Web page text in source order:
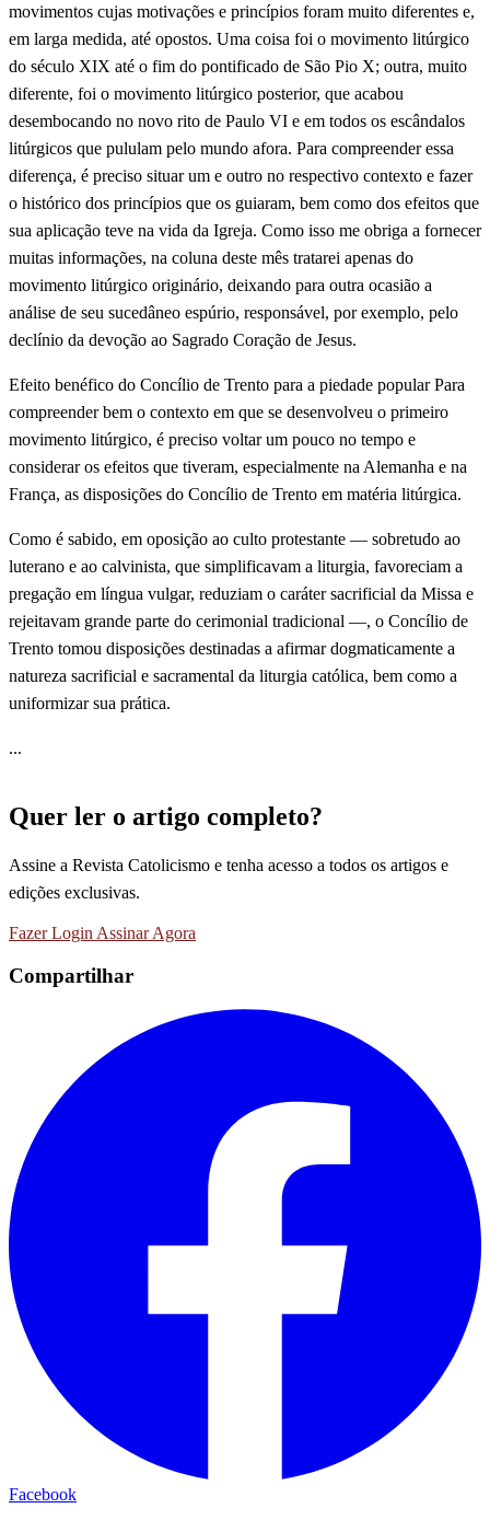
movimentos cujas motivações e princípios foram muito diferentes e,
em larga medida, até opostos. Uma coisa foi o movimento litúrgico
do século XIX até o fim do pontificado de São Pio X; outra, muito
diferente, foi o movimento litúrgico posterior, que acabou
desembocando no novo rito de Paulo VI e em todos os escândalos
litúrgicos que pululam pelo mundo afora. Para compreender essa
diferença, é preciso situar um e outro no respectivo contexto e fazer
o histórico dos princípios que os guiaram, bem como dos efeitos que
sua aplicação teve na vida da Igreja. Como isso me obriga a fornecer
muitas informações, na coluna deste mês tratarei apenas do
movimento litúrgico originário, deixando para outra ocasião a
análise de seu sucedâneo espúrio, responsável, por exemplo, pelo
declínio da devoção ao Sagrado Coração de Jesus.
Efeito benéfico do Concílio de Trento para a piedade popular Para
compreender bem o contexto em que se desenvolveu o primeiro
movimento litúrgico, é preciso voltar um pouco no tempo e
considerar os efeitos que tiveram, especialmente na Alemanha e na
França, as disposições do Concílio de Trento em matéria litúrgica.
Como é sabido, em oposição ao culto protestante — sobretudo ao
luterano e ao calvinista, que simplificavam a liturgia, favoreciam a
pregação em língua vulgar, reduziam o caráter sacrificial da Missa e
rejeitavam grande parte do cerimonial tradicional —, o Concílio de
Trento tomou disposições destinadas a afirmar dogmaticamente a
natureza sacrificial e sacramental da liturgia católica, bem como a
uniformizar sua prática.
...
Quer ler o artigo completo?
Assine a Revista Catolicismo e tenha acesso a todos os artigos e
edições exclusivas.
Fazer Login Assinar Agora
Compartilhar
Facebook